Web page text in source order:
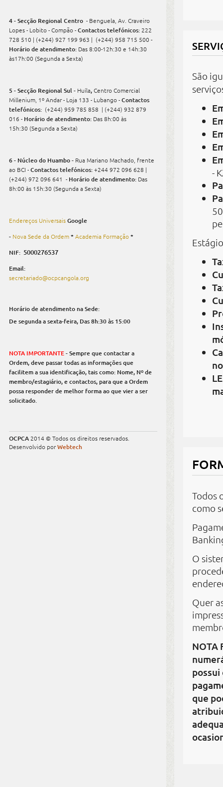
4 - Secção Regional Centro - Benguela, Av. Craveiro
Lopes - Lobito - Compão -Contactos telefónicos: 222
728 510 | (+244) 927 199 963 | (+244) 958 715 500 -
Horário de atendimento: Das 8:00-12h:30 e 14h:30
às17h:00 (Segunda a Sexta)
5 - Secção Regional Sul - Huíla,Centro Comercial
Millenium, 1º Andar - Loja 133 - Lubango -Contactos
telefónicos: (+244) 959 785 858 | (+244) 932 879
016 - Horário de atendimento: Das 8h:00 às
15h:30 (Segunda a Sexta)
6 - Núcleo do Huambo - Rua Mariano Machado, frente
ao BCI -Contactos telefónicos:+244 972 096 628 |
(+244) 972 096 641 - Horário de atendimento: Das
8h:00 às 15h:30 (Segunda a Sexta)
Endereços UniversaisGoogle
- Nova Sede da Ordem*Academia Formação*
NIF: 5000276537
Email:
secretariado@ocpcangola.org
Horário de atendimento na Sede:
De segunda a sexta-feira, Das 8h:30 às 15:00
NOTA IMPORTANTE- Sempre que contactar a
Ordem, deve passar todas as informações que
facilitem a sua identificação, tais como: Nome, Nº de
membro/estagiário, e contactos, para que a Ordem
possa responder de melhor forma ao que vier a ser
solicitado.
OCPCA 2014 © Todos os direitos reservados.
Desenvolvido porWebtech
São
-
Todos
como
O
Quer
NOTA
que